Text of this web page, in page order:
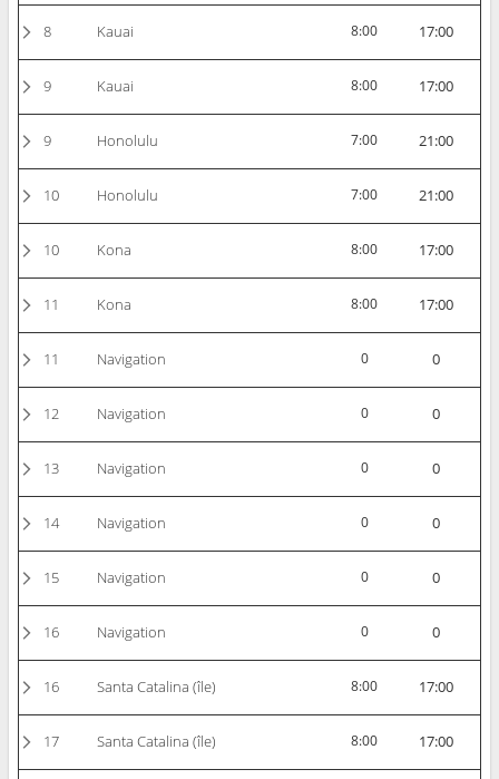
8 Kauai 8:00 17:00
9 Kauai 8:00 17:00
9 Honolulu 7:00 21:00
10 Honolulu 7:00 21:00
10 Kona 8:00 17:00
11 Kona 8:00 17:00
11 Navigation 0 0
12 Navigation 0 0
13 Navigation 0 0
14 Navigation 0 0
15 Navigation 0 0
16 Navigation 0 0
16 Santa Catalina (île) 8:00 17:00
17 Santa Catalina (île) 8:00 17:00